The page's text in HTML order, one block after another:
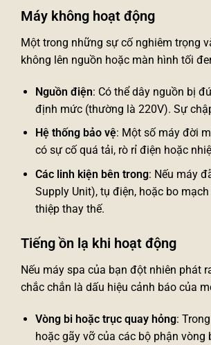
Máy không hoạt động
Một trong những sự cố nghiêm trọng
không lên nguồn hoặc màn hình tối
Nguồn điện: Có thể dây nguồn bị
định mức (thường là 220V). Sự
Hệ thống bảo vệ: Một số máy đời
có sự cố quá tải, rò rỉ điện hoặc
Các linh kiện bên trong: Nếu máy
Supply Unit), tụ điện, hoặc bo
thiệp thay thế.
Tiếng ồn lạ khi hoạt động
Nếu máy spa của bạn đột nhiên phát
chắc chắn là dấu hiệu cảnh báo của
Vòng bi hoặc trục quay hỏng:
hoặc gãy vỡ của các bộ phận vòng